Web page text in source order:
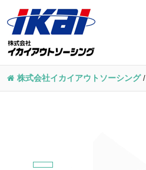
株式会社イカイアウトソーシング/